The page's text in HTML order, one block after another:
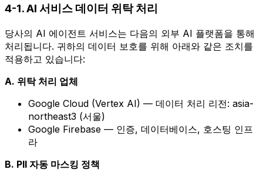
4-1. AI 서비스 데이터 위탁 처리
당사의 AI 에이전트 서비스는 다음의 외부 AI 플랫폼을 통해
처리됩니다. 귀하의 데이터 보호를 위해 아래와 같은 조치를
적용하고 있습니다:
A. 위탁 처리 업체
Google Cloud (Vertex AI) — 데이터 처리 리전: asia-
northeast3 (서울)
Google Firebase — 인증, 데이터베이스, 호스팅 인프
라
B. PII 자동 마스킹 정책